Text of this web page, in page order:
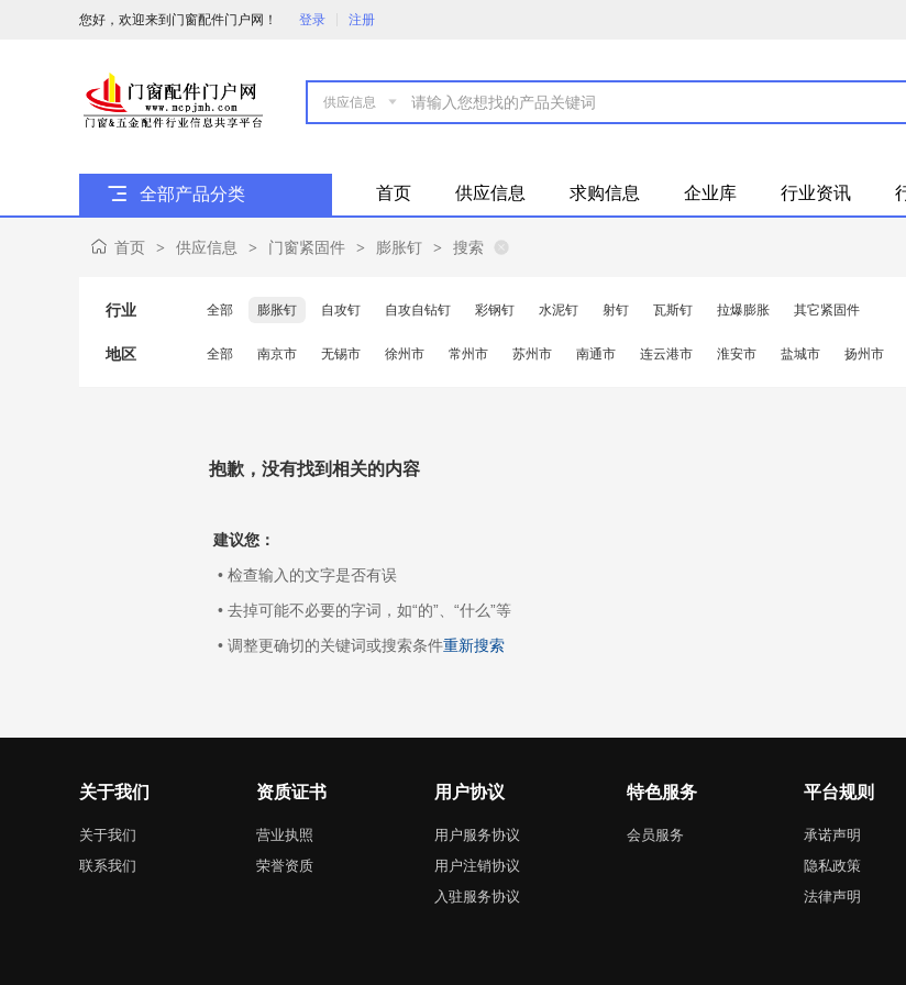
您好，欢迎来到门窗配件门户网！ 登录 注册

全部产品分类 首页 供应信息 求购信息 企业库 行业资讯
首页 > 供应信息 > 门窗紧固件 > 膨胀钉 > 搜索
行业 全部 膨胀钉 自攻钉 自攻自钻钉 彩钢钉 水泥钉 射钉 瓦斯钉 拉爆膨胀 其它紧固件
地区 全部 南京市 无锡市 徐州市 常州市 苏州市 南通市 连云港市 淮安市 盐城市 扬州市
抱歉，没有找到相关的内容
建议您：
• 检查输入的文字是否有误
• 去掉可能不必要的字词，如“的”、“什么”等
• 调整更确切的关键词或搜索条件重新搜索
关于我们
关于我们
联系我们
资质证书
营业执照
荣誉资质
用户协议
用户服务协议
用户注销协议
入驻服务协议
特色服务
会员服务
平台规则
承诺声明
隐私政策
法律声明